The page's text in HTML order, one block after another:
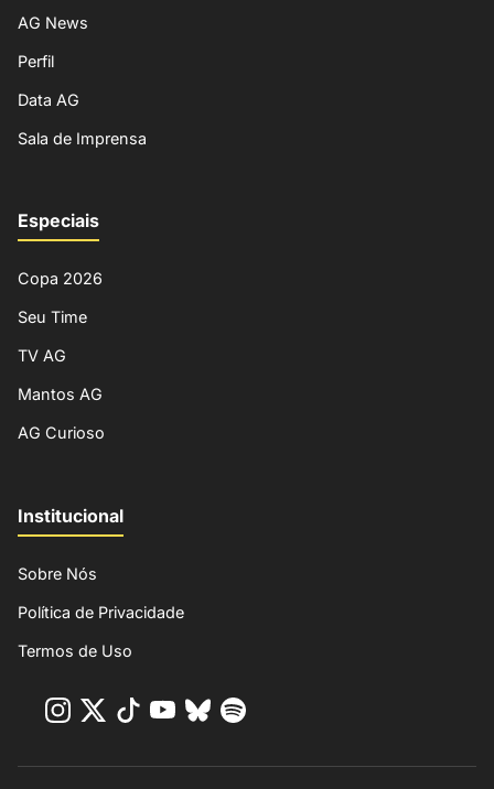
AG News
Perfil
Data AG
Sala de Imprensa
Especiais
Copa 2026
Seu Time
TV AG
Mantos AG
AG Curioso
Institucional
Sobre Nós
Política de Privacidade
Termos de Uso